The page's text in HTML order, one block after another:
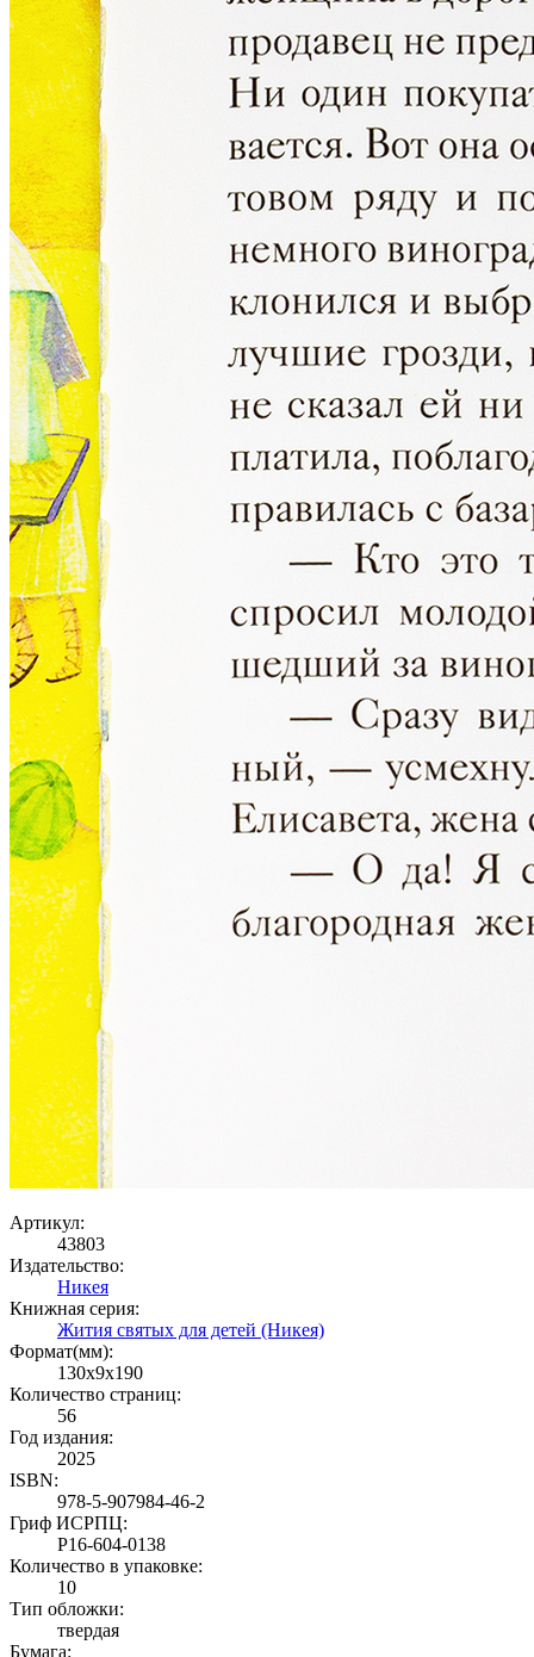
Артикул:
43803
Издательство:
Никея
Книжная серия:
Жития святых для детей (Никея)
Формат(мм):
130x9x190
Количество страниц:
56
Год издания:
2025
ISBN:
978-5-907984-46-2
Гриф ИСРПЦ:
Р16-604-0138
Количество в упаковке:
10
Тип обложки:
твердая
Бумага: